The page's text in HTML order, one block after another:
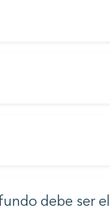
debe ser el